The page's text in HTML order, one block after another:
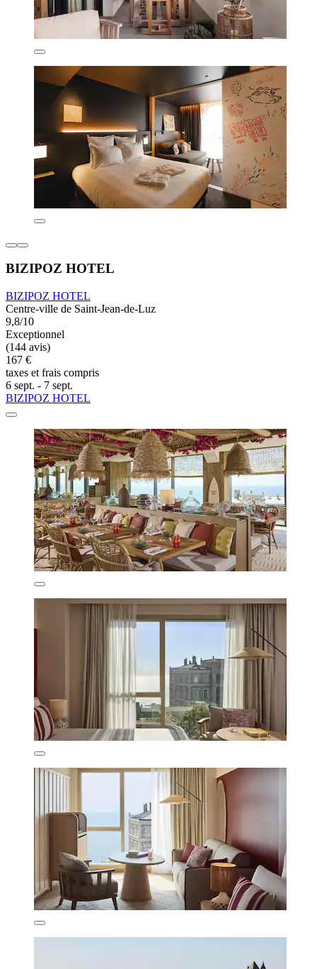
BIZIPOZ HOTEL
BIZIPOZ HOTEL
Centre-ville de Saint-Jean-de-Luz
9,8/10
Exceptionnel
(144 avis)
167 €
taxes et frais compris
6 sept. - 7 sept.
BIZIPOZ HOTEL